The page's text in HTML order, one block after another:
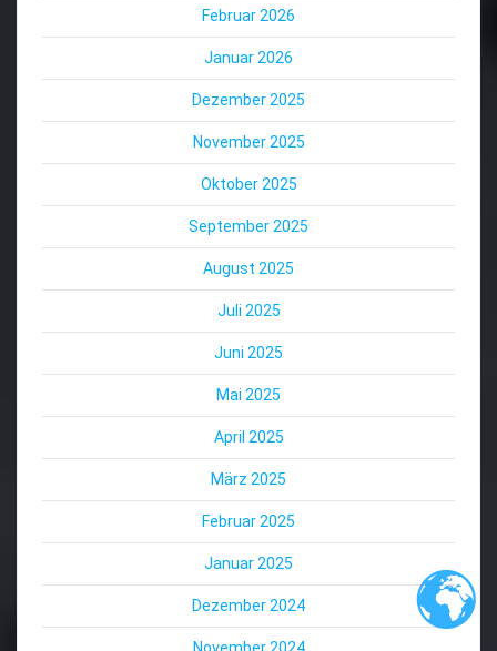
Februar 2026
Januar 2026
Dezember 2025
November 2025
Oktober 2025
September 2025
August 2025
Juli 2025
Juni 2025
Mai 2025
April 2025
März 2025
Februar 2025
Januar 2025
Dezember 2024